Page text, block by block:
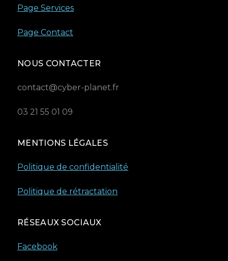
Page Services
Page Contact
NOUS CONTACTER
contact@cyber-planet.fr
03 21 55 01 09
MENTIONS LÉGALES
Politique de confidentialité
Politique de rétractation
RÉSEAUX SOCIAUX
Facebook